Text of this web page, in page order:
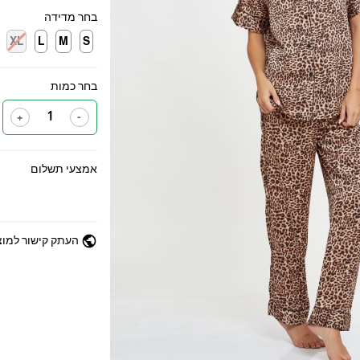
בחר מדידה
S
M
L
XL
בחר כמות
-
+
אמצעי תשלום
public העתק קישור